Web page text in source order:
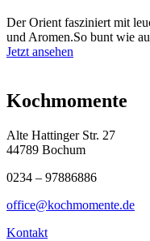
Der Orient fasziniert mit
und Aromen.So bunt wie
Jetzt ansehen
Kochmomente
Alte Hattinger Str. 27
44789 Bochum
0234 – 97886886
office@kochmomente.de
Kontakt